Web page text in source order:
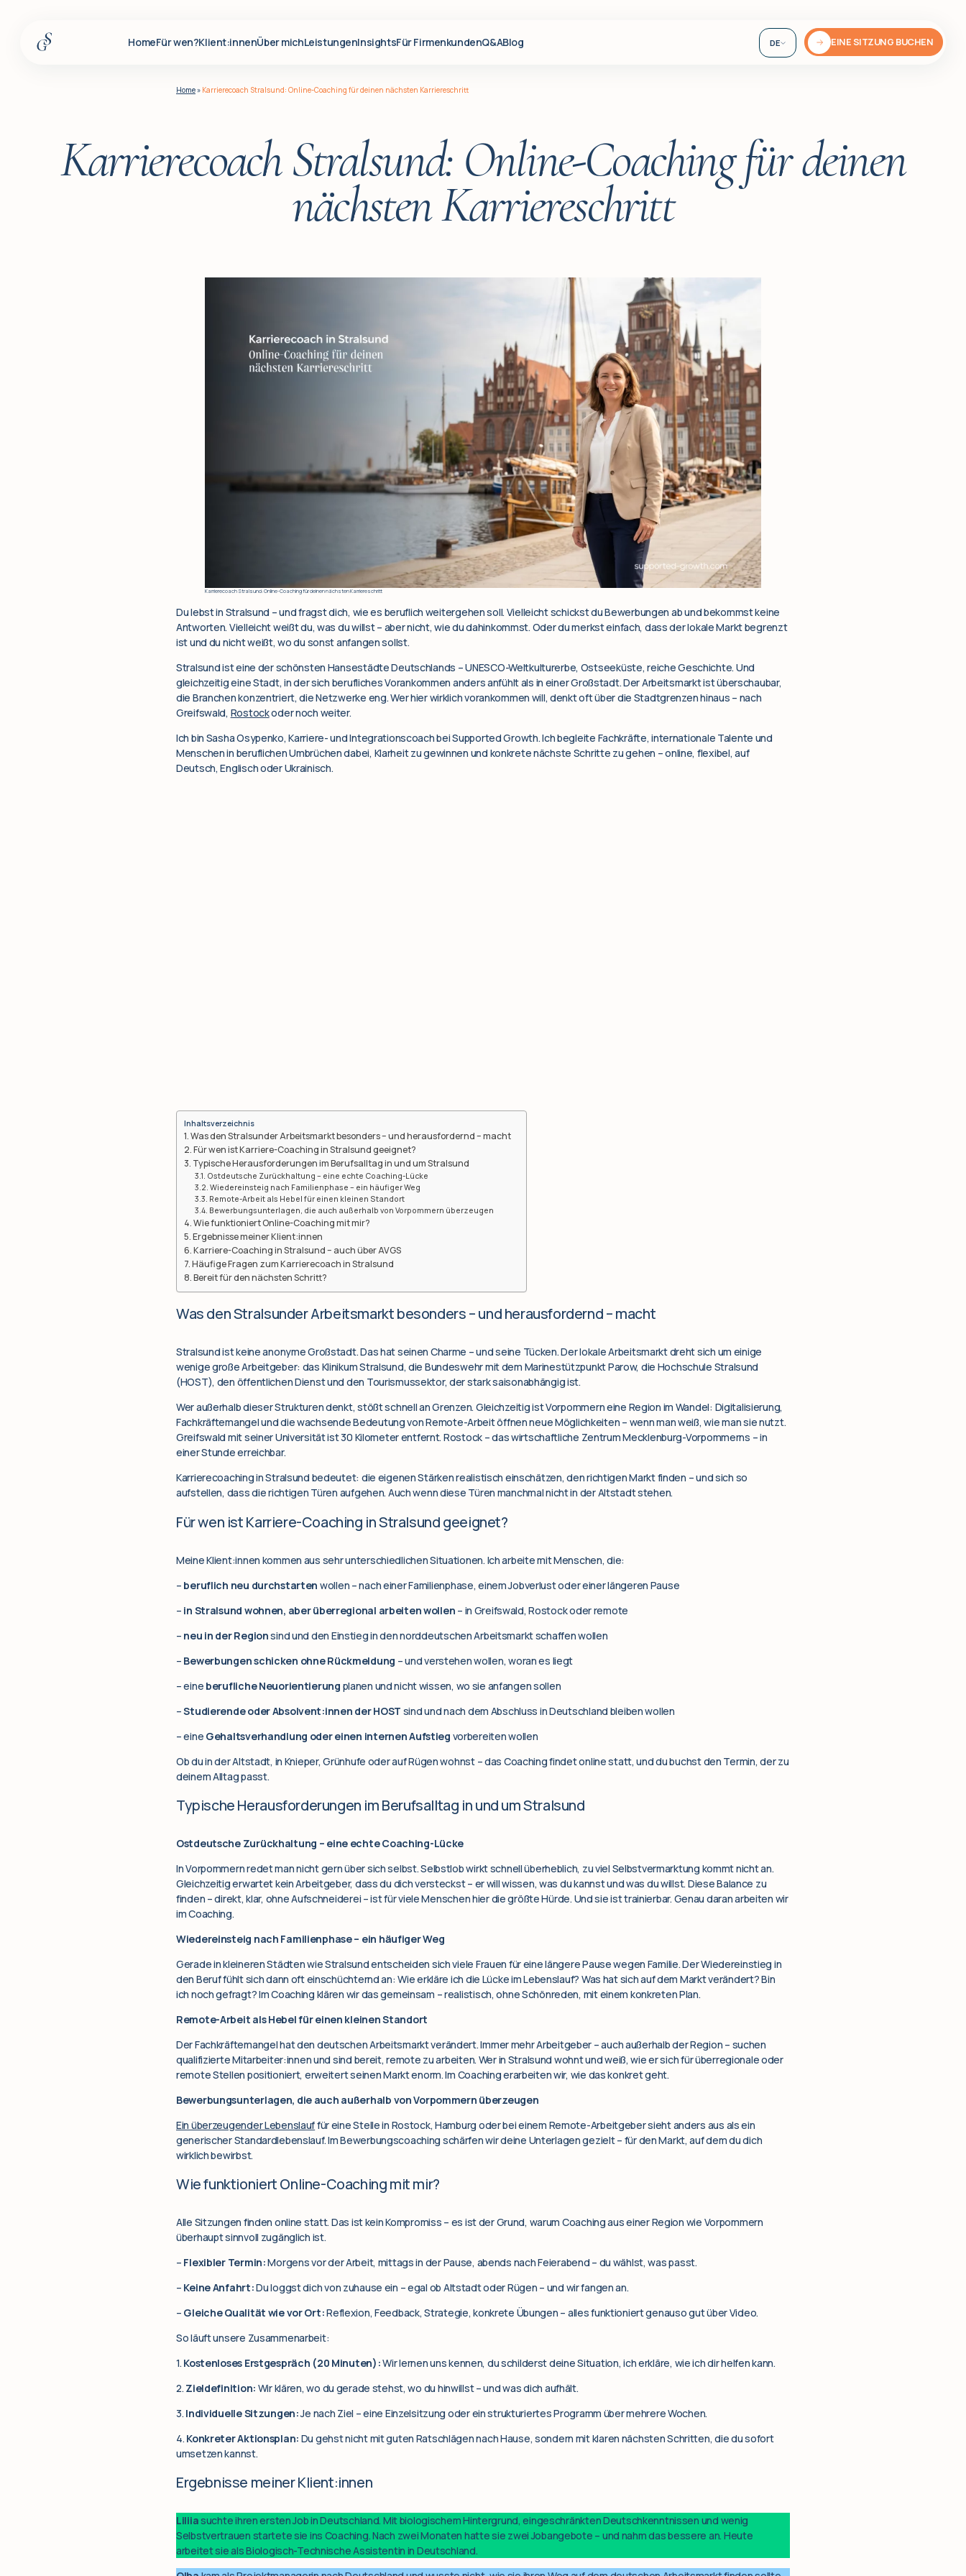
HomeFür wen?Klient:innenÜber michLeistungenInsightsFür FirmenkundenQ&ABlog DE EINE SITZUNG BUCHEN
Über mich
Home» Karrierecoach Stralsund: Online-Coaching für deinen nächsten Karriereschritt
Karrierecoach Stralsund: Online-Coaching für deinen
nächsten Karriereschritt
Karrierecoach Stralsund: Online-Coaching für deinen nächsten Karriereschritt
Du lebst in Stralsund – und fragst dich, wie es beruflich weitergehen soll. Vielleicht schickst du Bewerbungen ab und bekommst keine
Antworten. Vielleicht weißt du, was du willst – aber nicht, wie du dahinkommst. Oder du merkst einfach, dass der lokale Markt begrenzt
ist und du nicht weißt, wo du sonst anfangen sollst.
Stralsund ist eine der schönsten Hansestädte Deutschlands – UNESCO-Weltkulturerbe, Ostseeküste, reiche Geschichte. Und
gleichzeitig eine Stadt, in der sich berufliches Vorankommen anders anfühlt als in einer Großstadt. Der Arbeitsmarkt ist überschaubar,
die Branchen konzentriert, die Netzwerke eng. Wer hier wirklich vorankommen will, denkt oft über die Stadtgrenzen hinaus – nach
Greifswald, Rostockoder noch weiter.
Ich bin Sasha Osypenko, Karriere- und Integrationscoach bei Supported Growth. Ich begleite Fachkräfte, internationale Talente und
Menschen in beruflichen Umbrüchen dabei, Klarheit zu gewinnen und konkrete nächste Schritte zu gehen – online, flexibel, auf
Deutsch, Englisch oder Ukrainisch.
Inhaltsverzeichnis
Was den Stralsunder Arbeitsmarkt besonders – und herausfordernd – macht
Für wen ist Karriere-Coaching in Stralsund geeignet?
Typische Herausforderungen im Berufsalltag in und um Stralsund
Ostdeutsche Zurückhaltung – eine echte Coaching-Lücke
Wiedereinsteig nach Familienphase – ein häufiger Weg
Remote-Arbeit als Hebel für einen kleinen Standort
Bewerbungsunterlagen, die auch außerhalb von Vorpommern überzeugen
Wie funktioniert Online-Coaching mit mir?
Ergebnisse meiner Klient:innen
Karriere-Coaching in Stralsund – auch über AVGS
Häufige Fragen zum Karrierecoach in Stralsund
Bereit für den nächsten Schritt?
Was den Stralsunder Arbeitsmarkt besonders – und herausfordernd – macht
Stralsund ist keine anonyme Großstadt. Das hat seinen Charme – und seine Tücken. Der lokale Arbeitsmarkt dreht sich um einige
wenige große Arbeitgeber: das Klinikum Stralsund, die Bundeswehr mit dem Marinestützpunkt Parow, die Hochschule Stralsund
(HOST), den öffentlichen Dienst und den Tourismussektor, der stark saisonabhängig ist.
Wer außerhalb dieser Strukturen denkt, stößt schnell an Grenzen. Gleichzeitig ist Vorpommern eine Region im Wandel: Digitalisierung,
Fachkräftemangel und die wachsende Bedeutung von Remote-Arbeit öffnen neue Möglichkeiten – wenn man weiß, wie man sie nutzt.
Greifswald mit seiner Universität ist 30 Kilometer entfernt. Rostock – das wirtschaftliche Zentrum Mecklenburg-Vorpommerns – in
einer Stunde erreichbar.
Karrierecoaching in Stralsund bedeutet: die eigenen Stärken realistisch einschätzen, den richtigen Markt finden – und sich so
aufstellen, dass die richtigen Türen aufgehen. Auch wenn diese Türen manchmal nicht in der Altstadt stehen.
Für wen ist Karriere-Coaching in Stralsund geeignet?
Meine Klient:innen kommen aus sehr unterschiedlichen Situationen. Ich arbeite mit Menschen, die:
– beruflich neu durchstarten wollen – nach einer Familienphase, einem Jobverlust oder einer längeren Pause
– in Stralsund wohnen, aber überregional arbeiten wollen – in Greifswald, Rostock oder remote
– neu in der Regionsind und den Einstieg in den norddeutschen Arbeitsmarkt schaffen wollen
– Bewerbungen schicken ohne Rückmeldung – und verstehen wollen, woran es liegt
– eine berufliche Neuorientierung planen und nicht wissen, wo sie anfangen sollen
–Studierende oder Absolvent:innen der HOST sind und nach dem Abschluss in Deutschland bleiben wollen
– eine Gehaltsverhandlung oder einen internen Aufstieg vorbereiten wollen
Ob du in der Altstadt, in Knieper, Grünhufe oder auf Rügen wohnst – das Coaching findet online statt, und du buchst den Termin, der zu
deinem Alltag passt.
Typische Herausforderungen im Berufsalltag in und um Stralsund
Ostdeutsche Zurückhaltung – eine echte Coaching-Lücke
In Vorpommern redet man nicht gern über sich selbst. Selbstlob wirkt schnell überheblich, zu viel Selbstvermarktung kommt nicht an.
Gleichzeitig erwartet kein Arbeitgeber, dass du dich versteckst – er will wissen, was du kannst und was du willst. Diese Balance zu
finden – direkt, klar, ohne Aufschneiderei – ist für viele Menschen hier die größte Hürde. Und sie ist trainierbar. Genau daran arbeiten wir
im Coaching.
Wiedereinsteig nach Familienphase – ein häufiger Weg
Gerade in kleineren Städten wie Stralsund entscheiden sich viele Frauen für eine längere Pause wegen Familie. Der Wiedereinstieg in
den Beruf fühlt sich dann oft einschüchternd an: Wie erkläre ich die Lücke im Lebenslauf? Was hat sich auf dem Markt verändert? Bin
ich noch gefragt? Im Coaching klären wir das gemeinsam – realistisch, ohne Schönreden, mit einem konkreten Plan.
Remote-Arbeit als Hebel für einen kleinen Standort
Der Fachkräftemangel hat den deutschen Arbeitsmarkt verändert. Immer mehr Arbeitgeber – auch außerhalb der Region – suchen
qualifizierte Mitarbeiter:innen und sind bereit, remote zu arbeiten. Wer in Stralsund wohnt und weiß, wie er sich für überregionale oder
remote Stellen positioniert, erweitert seinen Markt enorm. Im Coaching erarbeiten wir, wie das konkret geht.
Bewerbungsunterlagen, die auch außerhalb von Vorpommern überzeugen
Ein überzeugender Lebenslauffür eine Stelle in Rostock, Hamburg oder bei einem Remote-Arbeitgeber sieht anders aus als ein
generischer Standardlebenslauf. Im Bewerbungscoaching schärfen wir deine Unterlagen gezielt – für den Markt, auf dem du dich
wirklich bewirbst.
Wie funktioniert Online-Coaching mit mir?
Alle Sitzungen finden online statt. Das ist kein Kompromiss – es ist der Grund, warum Coaching aus einer Region wie Vorpommern
überhaupt sinnvoll zugänglich ist.
– Flexibler Termin:Morgens vor der Arbeit, mittags in der Pause, abends nach Feierabend – du wählst, was passt.
– Keine Anfahrt:Du loggst dich von zuhause ein – egal ob Altstadt oder Rügen – und wir fangen an.
– Gleiche Qualität wie vor Ort:Reflexion, Feedback, Strategie, konkrete Übungen – alles funktioniert genauso gut über Video.
So läuft unsere Zusammenarbeit:
1. Kostenloses Erstgespräch (20 Minuten):Wir lernen uns kennen, du schilderst deine Situation, ich erkläre, wie ich dir helfen kann.
2. Zieldefinition: Wir klären, wo du gerade stehst, wo du hinwillst – und was dich aufhält.
3. Individuelle Sitzungen:Je nach Ziel – eine Einzelsitzung oder ein strukturiertes Programm über mehrere Wochen.
4. Konkreter Aktionsplan: Du gehst nicht mit guten Ratschlägen nach Hause, sondern mit klaren nächsten Schritten, die du sofort
umsetzen kannst.
Ergebnisse meiner Klient:innen
Liliiasuchte ihren ersten Job in Deutschland. Mit biologischem Hintergrund, eingeschränkten Deutschkenntnissen und wenig
Selbstvertrauen startete sie ins Coaching. Nach zwei Monaten hatte sie zwei Jobangebote – und nahm das bessere an. Heute
arbeitet sie als Biologisch-Technische Assistentin in Deutschland.